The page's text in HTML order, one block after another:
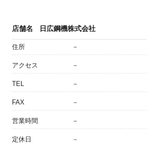
店舗名 日広鋼機株式会社
住所 －
アクセス －
TEL －
FAX －
営業時間 －
定休日 －